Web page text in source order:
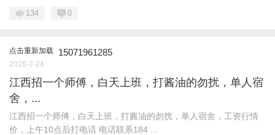
134 0
点击重新加载 15071961285
2026-2-24
江西招一个师傅，白天上班，打酱油的勿扰，单人宿
舍，...
江西招一个师傅，白天上班，打酱油的勿扰，单人宿舍，工资行情
价，上午10点后打电话 电话联系184 ...